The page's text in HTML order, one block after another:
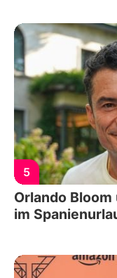
5
Orlando
im